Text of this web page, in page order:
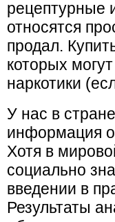
рецептурные
относятся
продал.
которых
наркотики
У нас в
информация
Хотя в
социально
введении в
Результаты